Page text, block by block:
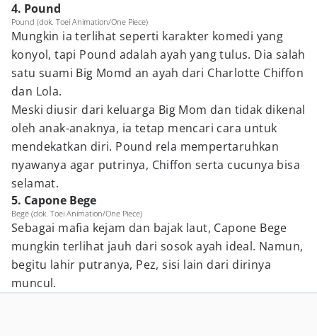
4. Pound
Pound (dok. Toei Animation/One Piece)
Mungkin ia terlihat seperti karakter komedi yang
konyol, tapi Pound adalah ayah yang tulus. Dia salah
satu suami Big Momd an ayah dari Charlotte Chiffon
dan Lola.
Meski diusir dari keluarga Big Mom dan tidak dikenal
oleh anak-anaknya, ia tetap mencari cara untuk
mendekatkan diri. Pound rela mempertaruhkan
nyawanya agar putrinya, Chiffon serta cucunya bisa
selamat.
5. Capone Bege
Bege (dok. Toei Animation/One Piece)
Sebagai mafia kejam dan bajak laut, Capone Bege
mungkin terlihat jauh dari sosok ayah ideal. Namun,
begitu lahir putranya, Pez, sisi lain dari dirinya
muncul.